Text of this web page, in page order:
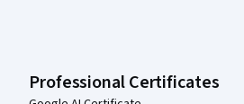
Professional Certificates